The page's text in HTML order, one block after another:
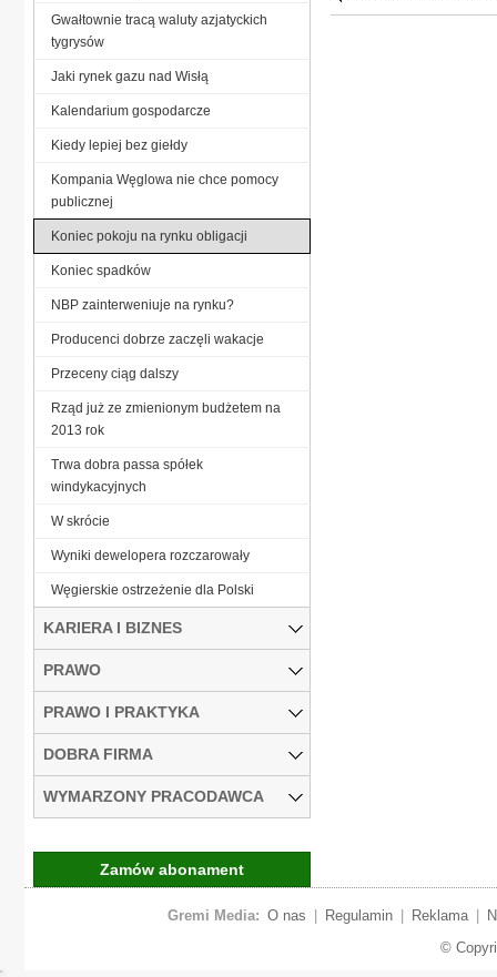
Gwałtownie tracą waluty azjatyckich
tygrysów
Jaki rynek gazu nad Wisłą
Kalendarium gospodarcze
Kiedy lepiej bez giełdy
Kompania Węglowa nie chce pomocy
publicznej
Koniec pokoju na rynku obligacji
Koniec spadków
NBP zainterweniuje na rynku?
Producenci dobrze zaczęli wakacje
Przeceny ciąg dalszy
Rząd już ze zmienionym budżetem na
2013 rok
Trwa dobra passa spółek
windykacyjnych
W skrócie
Wyniki dewelopera rozczarowały
Węgierskie ostrzeżenie dla Polski
KARIERA I BIZNES
PRAWO
PRAWO I PRAKTYKA
DOBRA FIRMA
WYMARZONY PRACODAWCA
Zamów abonament
Gremi Media: O nas Regulamin Reklama
©